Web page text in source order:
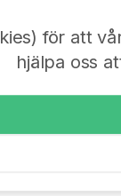
för att
hjälpa oss